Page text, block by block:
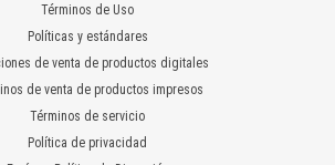
Términos de Uso
Políticas y estándares
de venta de productos digitales
de venta de productos impresos
Términos de servicio
Política de privacidad